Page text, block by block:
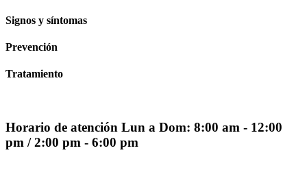
Signos y síntomas
Prevención
Tratamiento
Horario de atención Lun a Dom: 8:00 am - 12:00
pm / 2:00 pm - 6:00 pm